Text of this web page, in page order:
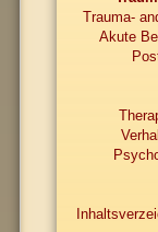
Trauma-
Akute